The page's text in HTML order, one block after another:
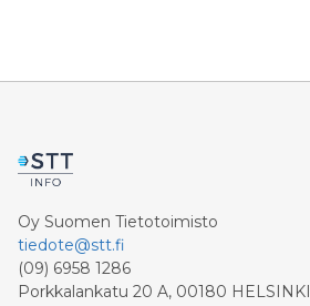
Oy Suomen Tietotoimisto
tiedote@stt.fi
(09) 6958 1286
Porkkalankatu 20 A, 00180 HELSINKI